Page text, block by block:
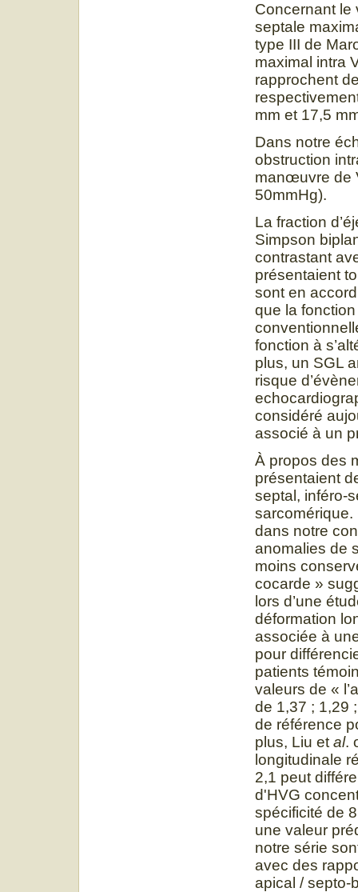
Concernant le
septale
type III de
maximal intra
rapprochent
mm et 17,5
Dans notre
obstruction
manœuvre de
50mmHg).
La fraction
Simpson
contrastant
présentaient
sont en
que la
fonction à
plus, un SGL
risque
considéré
associé à un
À propos des
présentaient
septal, inféro-
sarcomérique.
dans notre
anomalies de
moins
cocarde »
lors d’une
déformation
associée à
pour
patients
valeurs de «
de 1,37 ; 1,29
de référence
plus, Liu et al.
longitudinale
2,1 peut
d'HVG
spécificité de
une valeur
notre série
avec des
apical / septo-